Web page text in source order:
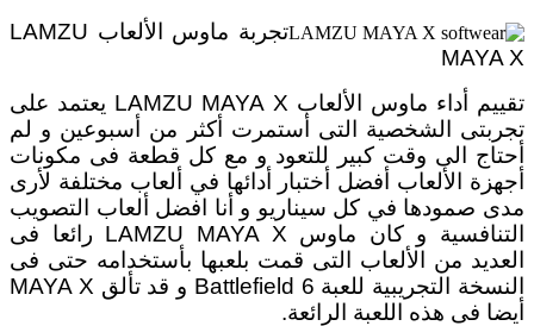
تجربة ماوس الألعاب LAMZU
MAYA X
تقييم أداء ماوس الألعاب LAMZU MAYA X يعتمد على
تجربتى الشخصية التى أستمرت أكثر من أسبوعين و لم
أحتاج الى وقت كبير للتعود و مع كل قطعة فى مكونات
أجهزة الألعاب أفضل أختبار أدائها في ألعاب مختلفة لأرى
مدى صمودها في كل سيناريو و أنا افضل ألعاب التصويب
التنافسية و كان ماوس LAMZU MAYA X رائعا فى
العديد من الألعاب التى قمت بلعبها بأستخدامه حتى فى
النسخة التجريبية للعبة Battlefield 6 و قد تألق MAYA X
أيضا فى هذه اللعبة الرائعة.